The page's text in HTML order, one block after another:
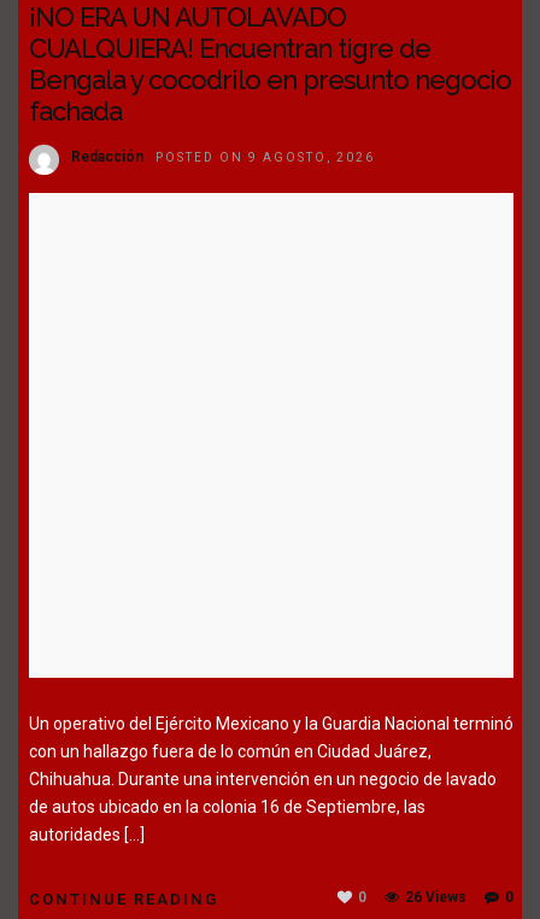
¡NO ERA UN AUTOLAVADO
CUALQUIERA! Encuentran tigre de
Bengala y cocodrilo en presunto negocio
fachada
Redacción POSTED ON 9 AGOSTO, 2026
Un operativo del Ejército Mexicano y la Guardia Nacional terminó
con un hallazgo fuera de lo común en Ciudad Juárez,
Chihuahua. Durante una intervención en un negocio de lavado
de autos ubicado en la colonia 16 de Septiembre, las
autoridades […]
CONTINUE READING 0
26 Views
0